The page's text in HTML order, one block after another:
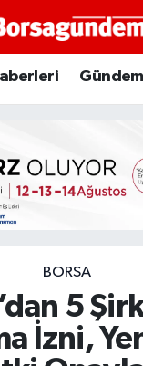
Gündem
BORSA
5
İzni,